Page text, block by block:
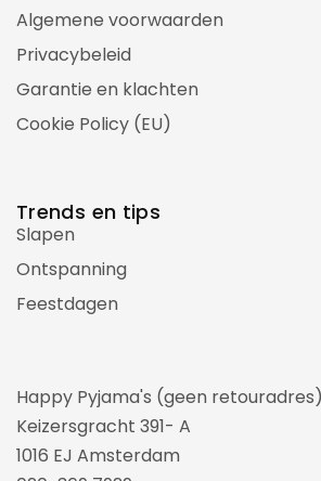
Algemene voorwaarden
Privacybeleid
Garantie en klachten
Cookie Policy (EU)
Trends en tips
Slapen
Ontspanning
Feestdagen
Happy Pyjama's (geen retouradres)
Keizersgracht 391- A
1016 EJ Amsterdam